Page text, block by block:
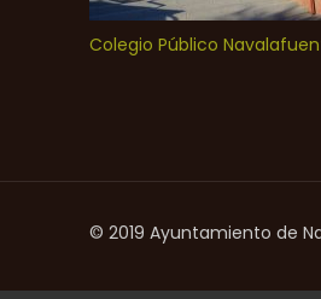
Colegio Público
© 2019 Ayuntamiento de